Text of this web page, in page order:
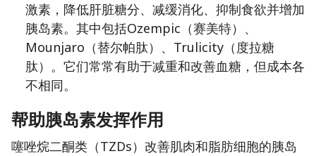
激素，降低肝脏糖分、减缓消化、抑制食欲并增加
胰岛素。其中包括Ozempic（赛美特）、
Mounjaro（替尔帕肽）、Trulicity（度拉糖
肽）。它们常常有助于减重和改善血糖，但成本各
不相同。
帮助胰岛素发挥作用
噻唑烷二酮类（TZDs）改善肌肉和脂肪细胞的胰岛